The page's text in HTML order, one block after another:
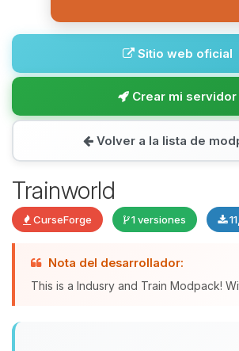
Sitio web oficial
Crear mi servidor
Volver a la lista de
Trainworld
CurseForge 1 versiones
Nota del desarrollador:
This is a Indusry and Train Modpack!
hablar! Soy Choupy, tu
asistente de BoxToPlay.